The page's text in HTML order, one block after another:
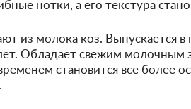
нотки, а его текстура
из молока коз. Выпускается в
Обладает свежим молочным
становится все более